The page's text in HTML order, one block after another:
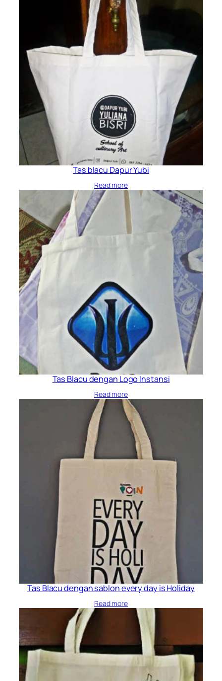
Tas blacu Dapur Yubi
Read more
Tas Blacu dengan Logo Instansi
Read more
Tas Blacu dengan sablon every day is Holiday
Read more